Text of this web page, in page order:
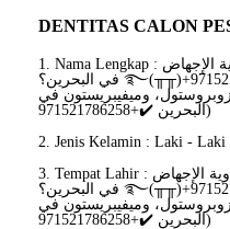
DENTITAS CALON
1. Nama Lengkap : أين يمكن الحصول على أقراص/أدوية الإجهاض
في البحرين؟ ࿐(╥╥)+971521786258)_(ツ)_/¯୨()ৎ✔️ احصل
وميفيبريستون في
البحرين ✔️+971521786258)
2. Jenis Kelamin : Laki - Laki
3. Tempat Lahir : أين يمكن الحصول على أقراص/أدوية الإجهاض
في البحرين؟ ࿐(╥╥)+971521786258)_(ツ)_/¯୨()ৎ✔️ احصل
وميفيبريستون في
البحرين ✔️+971521786258)